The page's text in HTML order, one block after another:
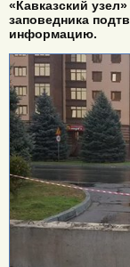
«Кавказский
заповедника
информацию.